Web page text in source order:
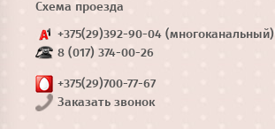
Схема проезда
+375(29)392-90-04 (многоканальный)
8 (017) 374-00-26
+375(29)700-77-67
Заказать звонок